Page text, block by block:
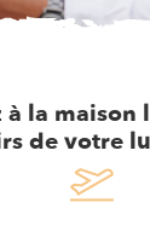
à la maison
de votre